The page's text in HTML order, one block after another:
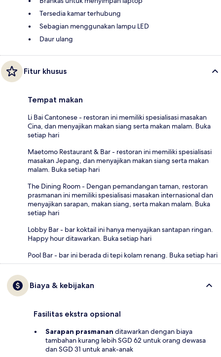
Tersedia kamar terhubung
Sebagian menggunakan lampu LED
Daur ulang
Fitur khusus
Tempat makan
Li Bai Cantonese - restoran ini memiliki spesialisasi masakan
Cina, dan menyajikan makan siang serta makan malam. Buka
setiap hari
Maetomo Restaurant & Bar - restoran ini memiliki spesialisasi
masakan Jepang, dan menyajikan makan siang serta makan
malam. Buka setiap hari
The Dining Room - Dengan pemandangan taman, restoran
prasmanan ini memiliki spesialisasi masakan internasional dan
menyajikan sarapan, makan siang, serta makan malam. Buka
setiap hari
Lobby Bar - bar koktail ini hanya menyajikan santapan ringan.
Happy hour ditawarkan. Buka setiap hari
Pool Bar - bar ini berada di tepi kolam renang. Buka setiap hari
Biaya & kebijakan
Fasilitas ekstra opsional
Sarapan prasmanan ditawarkan dengan biaya
tambahan kurang lebih SGD 62 untuk orang dewasa
dan SGD 31 untuk anak-anak